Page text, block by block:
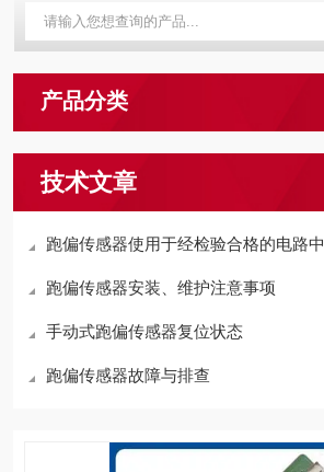
产品分类
技术文章
跑偏传感器使用于经检验合格的电路中
跑偏传感器安装、维护注意事项
手动式跑偏传感器复位状态
跑偏传感器故障与排查